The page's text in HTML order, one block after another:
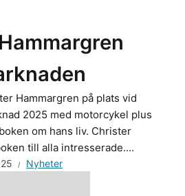
Hammargren på plats vid
2025 med motorcykel plus
om hans liv. Christer
till alla intresserade....
Nyheter